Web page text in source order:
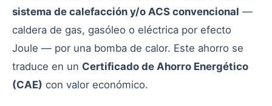
sistema de calefacción y/o ACS convencional —
caldera de gas, gasóleo o eléctrica por efecto
Joule — por una bomba de calor. Este ahorro se
traduce en un Certificado de Ahorro Energético
(CAE) con valor económico.